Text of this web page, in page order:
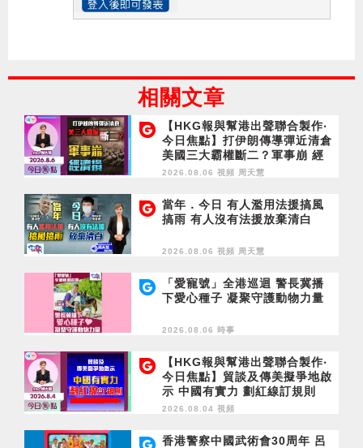
相關文章
【HKG報與幫港出聲聯合製作‧
今日焦點】打伊朗傳導彈近清倉
美國三大霸權斷二？軍事崩 經
濟損
2026.08.06 視頻 周天慧
當年．今日 有人濫用法援搞風
搞雨 有人沒有法援放棄清白
2026.08.06 視頻 周天慧
「愛寵號」全港巡迴 警長冀播
下愛心種子 凝聚守護動物力量
2026.08.06 時事
【HKG報與幫港出聲聯合製作‧
今日焦點】貿談及傳美擬爭地啟
示 中國有實力 劃紅線訂規則
2026.08.04 視頻
香港警察中國武術會30周年 呂